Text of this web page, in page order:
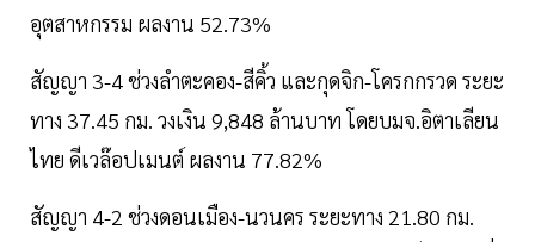
อุตสาหกรรม ผลงาน 52.73%
สัญญา 3-4 ช่วงลำตะคอง-สีคิ้ว และกุดจิก-โครกกรวด ระยะ
ทาง 37.45 กม. วงเงิน 9,848 ล้านบาท โดยบมจ.อิตาเลียน
ไทย ดีเวล๊อปเมนต์ ผลงาน 77.82%
สัญญา 4-2 ช่วงดอนเมือง-นวนคร ระยะทาง 21.80 กม.